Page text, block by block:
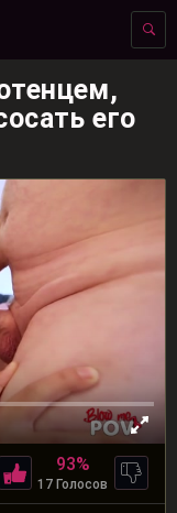
его
93%
17 Голосов